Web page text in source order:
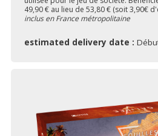
49,90 € au lieu de 53,80 € (soit 3,90€
inclus en France métropolitaine
estimated delivery date :